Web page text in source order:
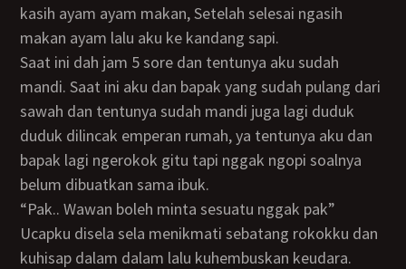
kasih ayam ayam makan, Setelah selesai ngasih
makan ayam lalu aku ke kandang sapi.
Saat ini dah jam 5 sore dan tentunya aku sudah
mandi. Saat ini aku dan bapak yang sudah pulang dari
sawah dan tentunya sudah mandi juga lagi duduk
duduk dilincak emperan rumah, ya tentunya aku dan
bapak lagi ngerokok gitu tapi nggak ngopi soalnya
belum dibuatkan sama ibuk.
“Pak.. Wawan boleh minta sesuatu nggak pak”
Ucapku disela sela menikmati sebatang rokokku dan
kuhisap dalam dalam lalu kuhembuskan keudara.